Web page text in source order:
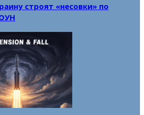
строят «несовки» по